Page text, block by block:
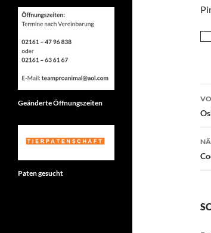
Geänderte Öffnungszeiten
Paten gesucht